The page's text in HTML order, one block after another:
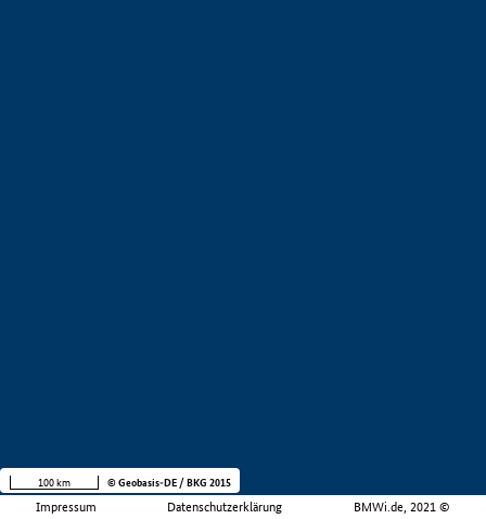
Impressum Datenschutzerklärung BMWi.de, 2021 ©
100 km © Geobasis-DE / BKG 2015